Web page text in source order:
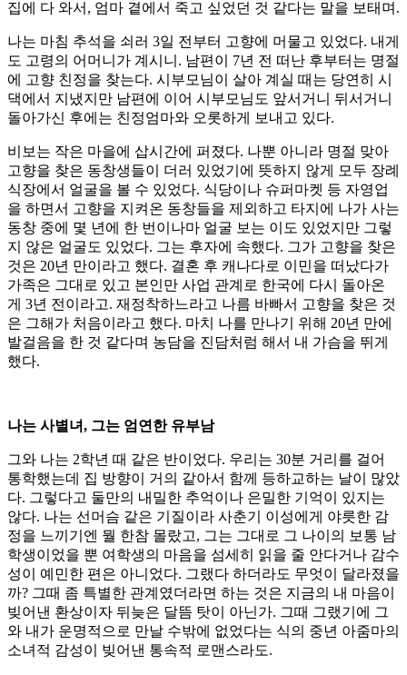
집에 다 와서, 엄마 곁에서 죽고 싶었던 것 같다는 말을 보태며.
나는 마침 추석을 쇠러 3일 전부터 고향에 머물고 있었다. 내게
도 고령의 어머니가 계시니. 남편이 7년 전 떠난 후부터는 명절
에 고향 친정을 찾는다. 시부모님이 살아 계실 때는 당연히 시
댁에서 지냈지만 남편에 이어 시부모님도 앞서거니 뒤서거니
돌아가신 후에는 친정엄마와 오롯하게 보내고 있다.
비보는 작은 마을에 삽시간에 퍼졌다. 나뿐 아니라 명절 맞아
고향을 찾은 동창생들이 더러 있었기에 뜻하지 않게 모두 장례
식장에서 얼굴을 볼 수 있었다. 식당이나 슈퍼마켓 등 자영업
을 하면서 고향을 지켜온 동창들을 제외하고 타지에 나가 사는
동창 중에 몇 년에 한 번이나마 얼굴 보는 이도 있었지만 그렇
지 않은 얼굴도 있었다. 그는 후자에 속했다. 그가 고향을 찾은
것은 20년 만이라고 했다. 결혼 후 캐나다로 이민을 떠났다가
가족은 그대로 있고 본인만 사업 관계로 한국에 다시 돌아온
게 3년 전이라고. 재정착하느라고 나름 바빠서 고향을 찾은 것
은 그해가 처음이라고 했다. 마치 나를 만나기 위해 20년 만에
발걸음을 한 것 같다며 농담을 진담처럼 해서 내 가슴을 뛰게
했다.
나는 사별녀, 그는 엄연한 유부남
그와 나는 2학년 때 같은 반이었다. 우리는 30분 거리를 걸어
통학했는데 집 방향이 거의 같아서 함께 등하교하는 날이 많았
다. 그렇다고 둘만의 내밀한 추억이나 은밀한 기억이 있지는
않다. 나는 선머슴 같은 기질이라 사춘기 이성에게 야릇한 감
정을 느끼기엔 뭘 한참 몰랐고, 그는 그대로 그 나이의 보통 남
학생이었을 뿐 여학생의 마음을 섬세히 읽을 줄 안다거나 감수
성이 예민한 편은 아니었다. 그랬다 하더라도 무엇이 달라졌을
까? 그때 좀 특별한 관계였더라면 하는 것은 지금의 내 마음이
빚어낸 환상이자 뒤늦은 달뜸 탓이 아닌가. 그때 그랬기에 그
와 내가 운명적으로 만날 수밖에 없었다는 식의 중년 아줌마의
소녀적 감성이 빚어낸 통속적 로맨스라도.